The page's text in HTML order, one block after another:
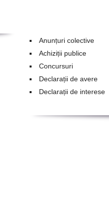
Anunțuri colective
Achiziții publice
Concursuri
Declarații de avere
Declarații de interese